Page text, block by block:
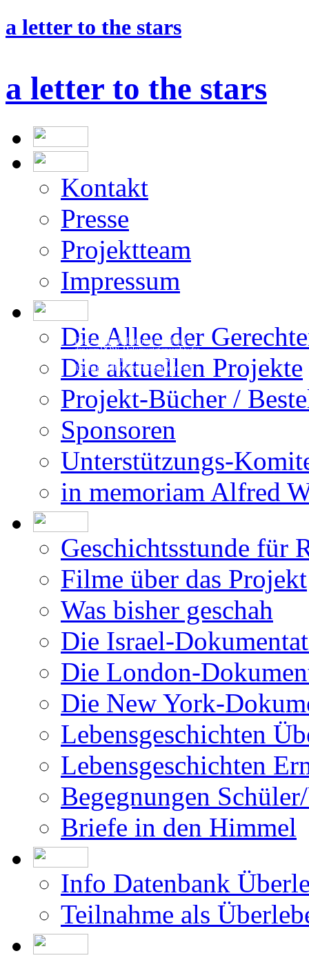
a letter to the stars
a letter to the stars
Kontakt
Projektteam
Impressum
Die Allee der
Die aktuellen Projekte
Projekt-Bücher /
Unterstützungs-
in memoriam Alfred
Geschichtsstunde für
Filme über das Projekt
Was bisher geschah
Die Israel-
Die London-
Die New York-
Lebensgeschichten
Begegnungen
Briefe in den Himmel
Die Erstellung der Datenbank beruht auf
den vom DÖW - Dokumentationsarchiv des
Österreichischen Widerstandes - zur Ver-
fügung gestellten Forschungsergebnissen.